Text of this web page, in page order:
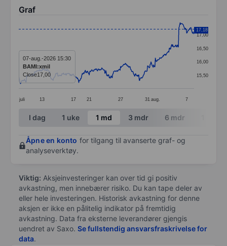
Graf
The chart has 1 X axis displaying categories.
The chart has 1 Y axis displaying values. Data ranges
juli 13 17 21 27 31 aug. 7
15,50
16,00
16,50
17,00
17,18
07-aug.-2026 15:30
BAMI:xmil
Close17,00
End of interactive chart.
I dag 1 uke 1 md 3 mdr 6 mdr
Åpne en konto for tilgang til avanserte graf- og
analyseverktøy.
Viktig: Aksjeinvesteringer kan over tid gi positiv
avkastning, men innebærer risiko. Du kan tape deler av
eller hele investeringen. Historisk avkastning for denne
aksjen er ikke en pålitelig indikator på fremtidig
avkastning. Data fra eksterne leverandører gjengis
uendret av Saxo. Se fullstendig ansvarsfraskrivelse for
data.